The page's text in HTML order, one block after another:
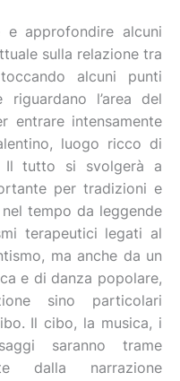
approfondire alcuni
sulla relazione tra
alcuni punti
riguardano l’area del
entrare intensamente
luogo ricco di
Il tutto si svolgerà a
per tradizioni e
tempo da leggende
terapeutici legati al
ma anche da un
e di danza popolare,
sino particolari
Il cibo, la musica, i
saranno trame
dalla narrazione